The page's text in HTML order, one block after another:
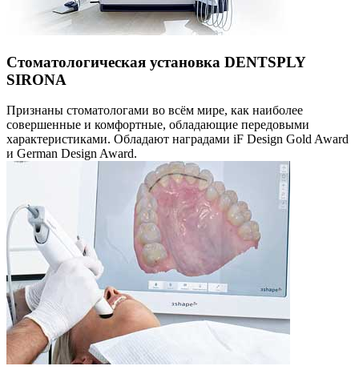
Стоматологическая установка DENTSPLY
SIRONA
Признаны стоматологами во всём мире, как наиболее
совершенные и комфортные, обладающие передовыми
характеристиками. Обладают наградами iF Design Gold Award
и German Design Award.